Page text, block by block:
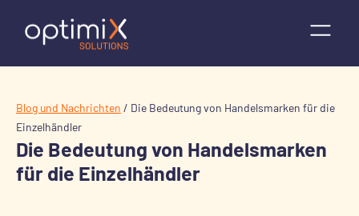
Blog und Nachrichten / Die Bedeutung von Handelsmarken für die
Einzelhändler
Die Bedeutung von Handelsmarken
für die Einzelhändler